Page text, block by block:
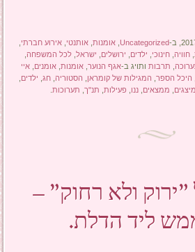
Uncategorized
,אומנות ,אותנטי ,אירוע חברתי
,חוויה ,חינוכי ילדים ירושלים ישראל ,לכל המשפחה
תרבות ותויג ב-אגף הנוער ,אומנות ,אומנים ,איי
היכל הספר המגילות של קומראן הסטוריה ,חג ילדים
מיצגים ממצאים ,ננו פעילות תנ"ך תערוכות
ולא רחוק" –
ליד הדלת.